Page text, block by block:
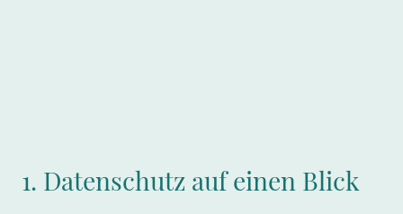
1. Datenschutz auf einen Blick